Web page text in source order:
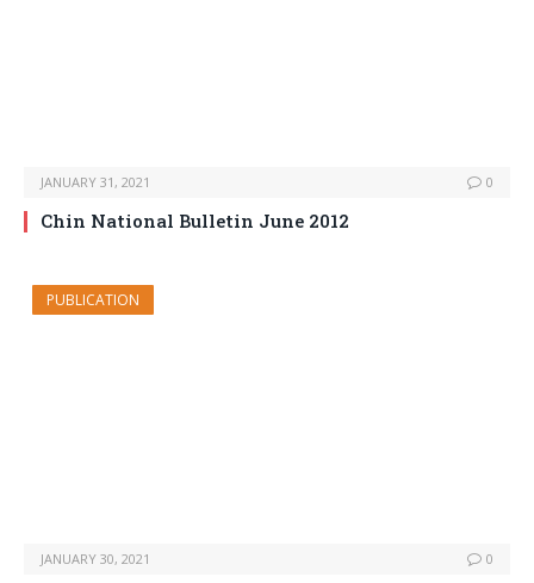
JANUARY 31, 2021 0
Chin National Bulletin June 2012
PUBLICATION
JANUARY 30, 2021 0